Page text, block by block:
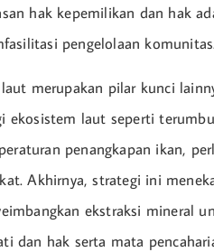
hak kepemilikan dan hak
pengelolaan
merupakan pilar kunci
ekosistem laut seperti
penangkapan ikan,
Akhirnya, strategi ini
ekstraksi mineral
dan hak serta mata